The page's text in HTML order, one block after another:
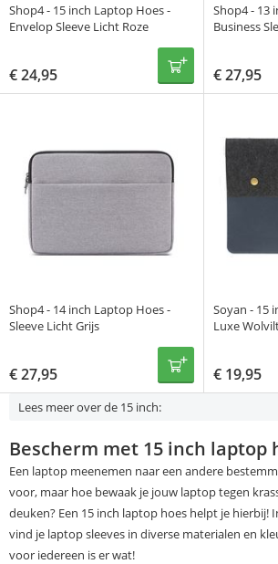
Shop4 - 15 inch Laptop Hoes -
Envelop Sleeve Licht Roze
€24,95
Shop4 - 13
Business
€27,95
Shop4 - 14 inch Laptop Hoes -
Sleeve Licht Grijs
€27,95
Soyan - 15
Luxe
€ 19,95
Lees meer over de 15 inch:
Bescherm met 15 inch laptop
Een laptop meenemen naar een andere
voor, maar hoe bewaak je jouw laptop tegen
deuken? Een 15 inch laptop hoes helpt je hierbij!
vind je laptop sleeves in diverse materialen en
voor iedereen is er wat!